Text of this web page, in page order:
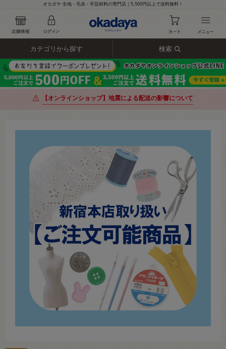
オカダヤ 生地・毛糸・手芸材料の専門店｜5,500円以上で送料無料！
カテゴリから探す 検索
【オンラインショップ】地震による配送の影響について